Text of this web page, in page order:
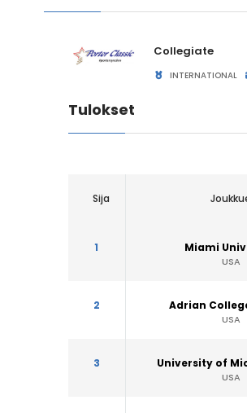
Collegiate
INTERNATIONAL
Tulokset
Sija
1 Miami
USA
2 Adrian
USA
3 University of
USA